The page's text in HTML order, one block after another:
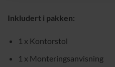
Inkludert i pakken:
1 x Kontorstol
1 x Monteringsanvisning